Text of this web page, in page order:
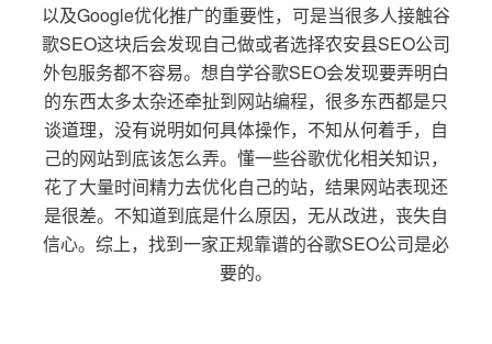
以及Google优化推广的重要性，可是当很多人接触谷
歌SEO这块后会发现自己做或者选择农安县SEO公司
外包服务都不容易。想自学谷歌SEO会发现要弄明白
的东西太多太杂还牵扯到网站编程，很多东西都是只
谈道理，没有说明如何具体操作，不知从何着手，自
己的网站到底该怎么弄。懂一些谷歌优化相关知识，
花了大量时间精力去优化自己的站，结果网站表现还
是很差。不知道到底是什么原因，无从改进，丧失自
信心。综上，找到一家正规靠谱的谷歌SEO公司是必
要的。